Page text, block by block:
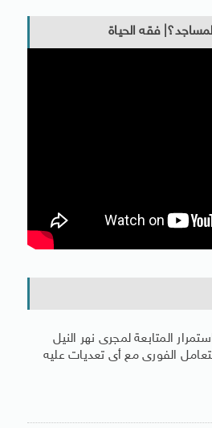
فقه الحياة
المتابعة لمجرى نهر النيل
الفورى مع أى تعديات عليه